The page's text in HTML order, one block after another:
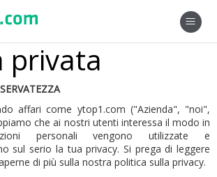
privata
affari come ytop1.com ("Azienda", "noi",
che ai nostri utenti interessa il modo in
personali vengono utilizzate e
sul serio la tua privacy. Si prega di leggere
di più sulla nostra politica sulla privacy.